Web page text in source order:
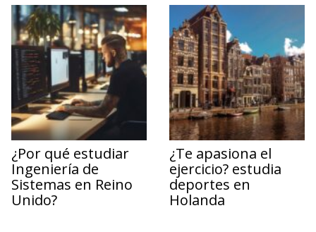
¿Por qué estudiar
Ingeniería de
Sistemas en Reino
Unido?
¿Te apasiona el
ejercicio? estudia
deportes en
Holanda